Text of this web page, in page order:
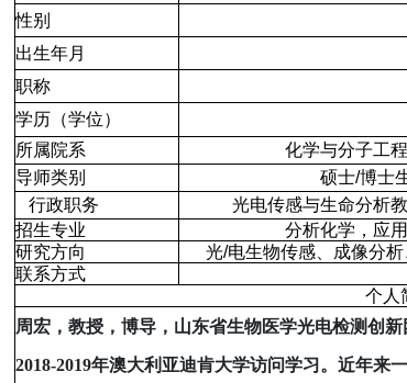
性别
出生年月
职称
学历（学位）
所属院系
化学与分子工
导师类别
硕士/博士
行政职务
光电传感与生命分析
招生专业
分析化学，应
研究方向
光/电生物传感、成像分
联系方式
个人
周宏，教授，博导，山东省生物医学光电检测创新
2018-2019年澳大利亚迪肯大学访问学习。近年来